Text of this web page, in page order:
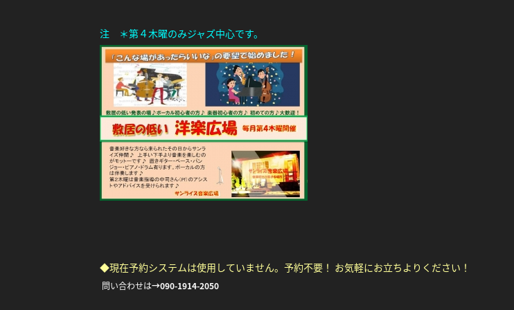
注 ＊第４木曜のみジャズ中心です。
◆現在予約システムは使用していません。予約不要！ お気軽にお立ちよりください！
問い合わせは→090-1914-2050